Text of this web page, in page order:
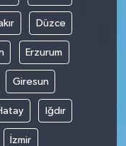
Düzce
Erzurum
Giresun
Iğdır
İzmir